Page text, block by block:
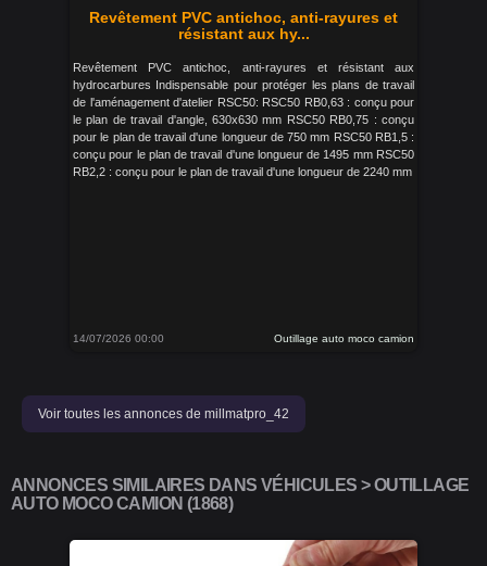
Revêtement PVC antichoc, anti-rayures et
résistant aux hy...
Revêtement PVC antichoc, anti-rayures et résistant aux
hydrocarbures Indispensable pour protéger les plans de travail
de l'aménagement d'atelier RSC50: RSC50 RB0,63 : conçu pour
le plan de travail d'angle, 630x630 mm RSC50 RB0,75 : conçu
pour le plan de travail d'une longueur de 750 mm RSC50 RB1,5 :
conçu pour le plan de travail d'une longueur de 1495 mm RSC50
RB2,2 : conçu pour le plan de travail d'une longueur de 2240 mm
14/07/2026 00:00 Outillage auto moco camion
Voir toutes les annonces de millmatpro_42
ANNONCES SIMILAIRES DANS VÉHICULES > OUTILLAGE
AUTO MOCO CAMION (1868)